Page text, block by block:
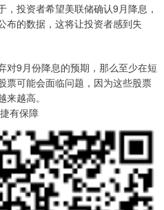
投资者希望美联储确认9月降息，
布的数据，这将让投资者感到失
9月份降息的预期，那么至少在短
票可能会面临问题，因为这些股票
越高。
有保障